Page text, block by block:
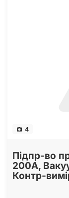
4
Підпр-во
200А,
Контр-